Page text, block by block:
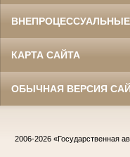
КАРТА САЙТА
ОБЫЧНАЯ ВЕРСИЯ
2006-2026 «Государственная